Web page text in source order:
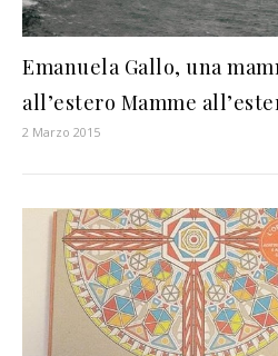
Emanuela Gallo, una
all’estero Mamme
2 Marzo 2015